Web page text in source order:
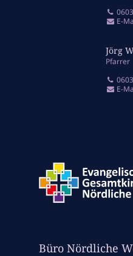
E-
Jörg
Pfarrer
E-
Büro Nördliche